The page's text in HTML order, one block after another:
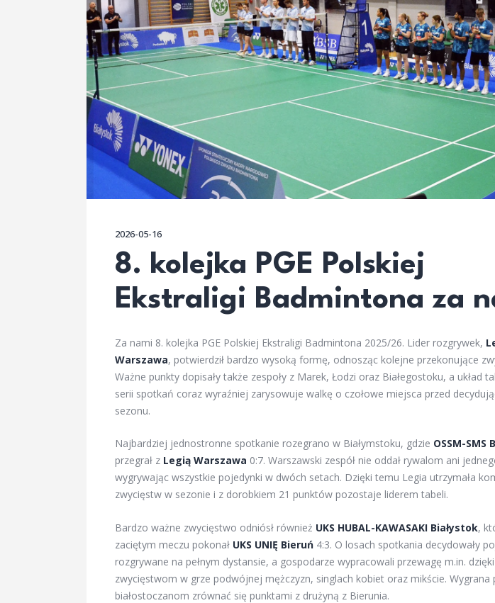
2026-05-16
8. kolejka PGE Polskiej
Ekstraligi Badmintona za
Za nami 8. kolejka PGE Polskiej Ekstraligi Badmintona 2025/26. Lider rozgrywek,
Warszawa, potwierdził bardzo wysoką formę, odnosząc kolejne przekonujące
Ważne punkty dopisały także zespoły z Marek, Łodzi oraz Białegostoku, a układ
serii spotkań coraz wyraźniej zarysowuje walkę o czołowe miejsca przed
sezonu.
Najbardziej jednostronne spotkanie rozegrano w Białymstoku, gdzie OSSM-SMS
przegrał z Legią Warszawa 0:7. Warszawski zespół nie oddał rywalom ani
wygrywając wszystkie pojedynki w dwóch setach. Dzięki temu Legia utrzymała
zwycięstw w sezonie i z dorobkiem 21 punktów pozostaje liderem tabeli.
Bardzo ważne zwycięstwo odniósł również UKS HUBAL-KAWASAKI Białystok,
zaciętym meczu pokonał UKS UNIĘ Bieruń 4:3. O losach spotkania decydowały
rozgrywane na pełnym dystansie, a gospodarze wypracowali przewagę m.in. dzięki
zwycięstwom w grze podwójnej mężczyzn, singlach kobiet oraz mikście. Wygrana
białostoczanom zrównać się punktami z drużyną z Bierunia.